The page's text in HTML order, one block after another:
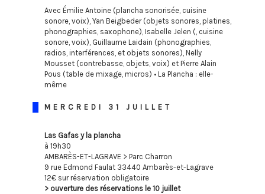
Avec Émilie Antoine (plancha sonorisée, cuisine
sonore, voix), Yan Beigbeder (objets sonores, platines,
phonographies, saxophone), Isabelle Jelen (, cuisine
sonore, voix), Guillaume Laidain (phonographies,
radios, interférences, et objets sonores), Nelly
Mousset (contrebasse, objets, voix) et Pierre Alain
Pous (table de mixage, micros) • La Plancha : elle-
même
MERCREDI 31 JUILLET
Las Gafas y la plancha
à 19h30
AMBARÈS-ET-LAGRAVE > Parc Charron
9 rue Edmond Faulat 33440 Ambarès-et-Lagrave
12€ sur réservation obligatoire
> ouverture des réservations le 10 juillet